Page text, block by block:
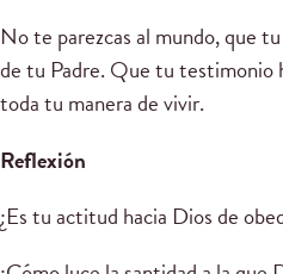
No te parezcas al mundo, que
de tu Padre. Que tu testimonio
toda tu manera de vivir.
Reflexión
¿Es tu actitud hacia Dios de